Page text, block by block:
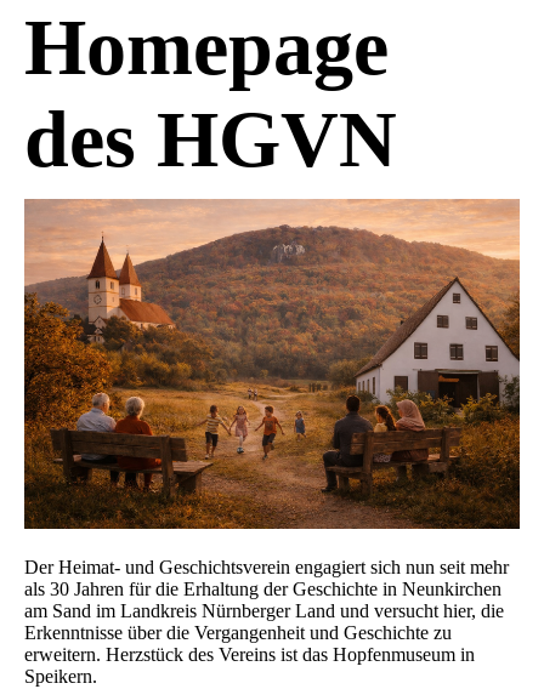
Homepage
des HGVN
Der Heimat- und Geschichtsverein engagiert sich nun seit mehr
als 30 Jahren für die Erhaltung der Geschichte in Neunkirchen
am Sand im Landkreis Nürnberger Land und versucht hier, die
Erkenntnisse über die Vergangenheit und Geschichte zu
erweitern. Herzstück des Vereins ist das Hopfenmuseum in
Speikern.